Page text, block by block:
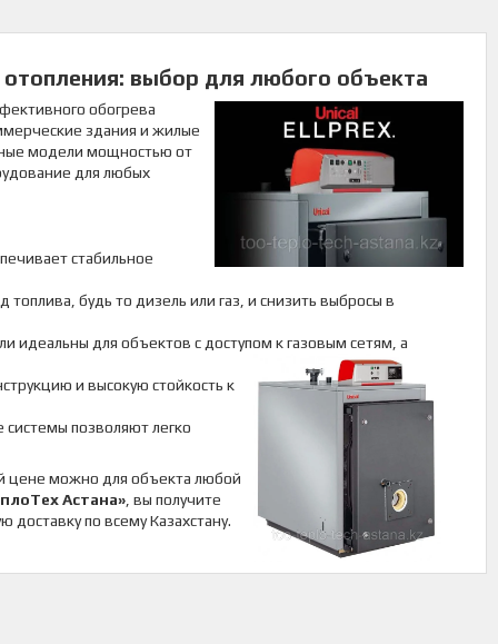
выбор для любого объекта
обогрева
здания и жилые
модели мощностью от
для любых
стабильное
будь то дизель или газ, и снизить выбросы в
идеальны для объектов с доступом к газовым сетям, а
и высокую стойкость к
системы позволяют легко
цене можно для объекта любой
Астана» , вы получите
по всему Казахстану.